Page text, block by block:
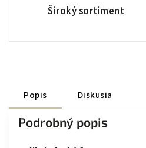
Široký sortiment
Popis Diskusia
Podrobný popis